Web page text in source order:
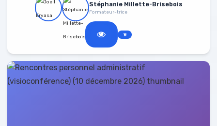
Stéphanie Millette-Brisebois
Formateur-trice